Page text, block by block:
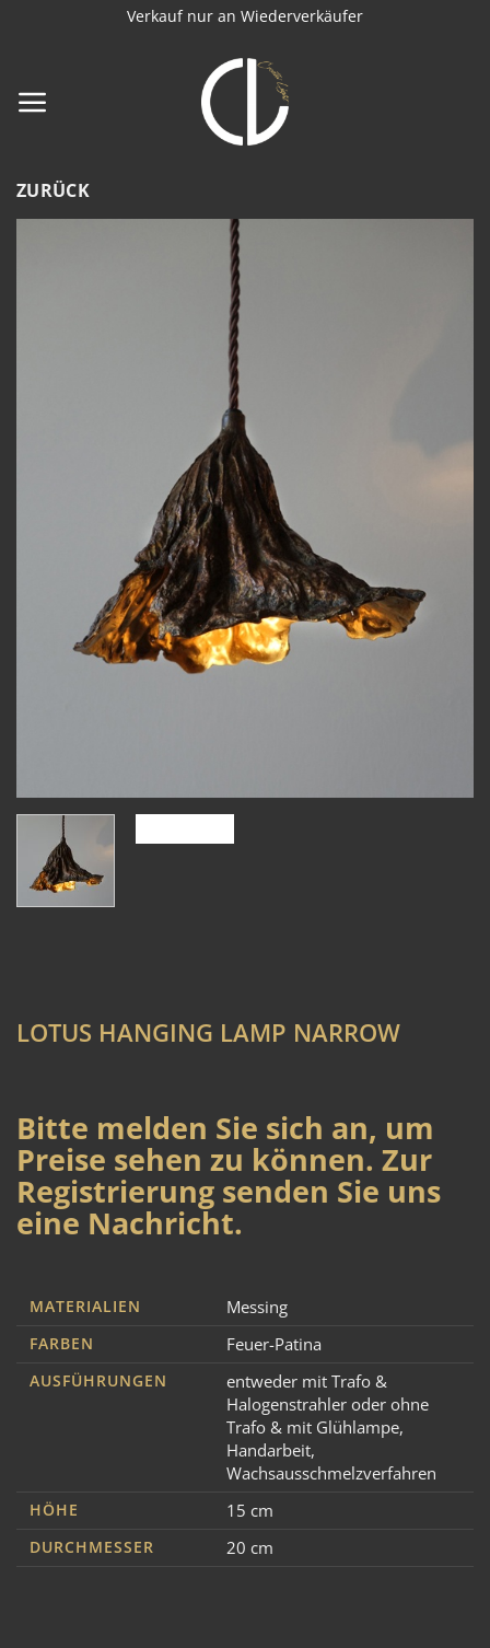
Verkauf nur an Wiederverkäufer
ZURÜCK
LOTUS HANGING LAMP NARROW
Bitte melden Sie sich an, um
Preise sehen zu können. Zur
Registrierung senden Sie uns
eine Nachricht.
MATERIALIEN Messing
FARBEN Feuer-Patina
AUSFÜHRUNGEN
entweder mit Trafo &
Halogenstrahler oder ohne
Trafo & mit Glühlampe,
Handarbeit,
Wachsausschmelzverfahren
HÖHE 15 cm
DURCHMESSER 20 cm